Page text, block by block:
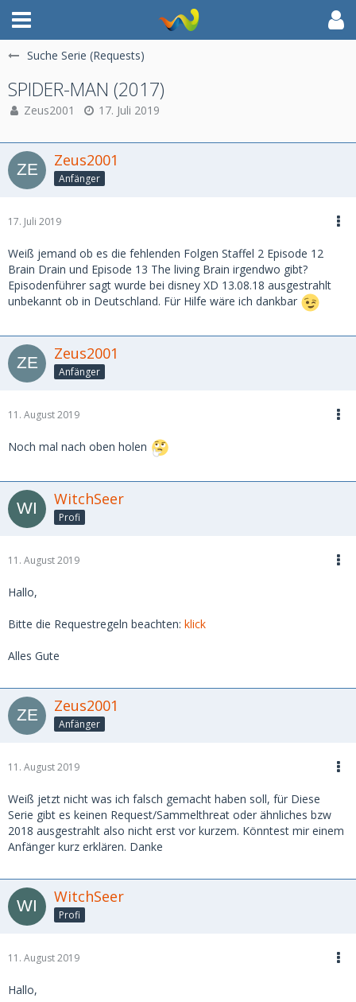
Suche Serie (Requests)
SPIDER-MAN (2017)
Zeus2001 17. Juli 2019
Zeus2001
Anfänger
17. Juli 2019
Weiß jemand ob es die fehlenden Folgen Staffel 2 Episode 12
Brain Drain und Episode 13 The living Brain irgendwo gibt?
Episodenführer sagt wurde bei disney XD 13.08.18 ausgestrahlt
unbekannt ob in Deutschland. Für Hilfe wäre ich dankbar
Zeus2001
Anfänger
11. August 2019
Noch mal nach oben holen
WitchSeer
Profi
11. August 2019
Hallo,
Bitte die Requestregeln beachten: klick
Alles Gute
Zeus2001
Anfänger
11. August 2019
Weiß jetzt nicht was ich falsch gemacht haben soll, für Diese
Serie gibt es keinen Request/Sammelthreat oder ähnliches bzw
2018 ausgestrahlt also nicht erst vor kurzem. Könntest mir einem
Anfänger kurz erklären. Danke
WitchSeer
Profi
11. August 2019
Hallo,